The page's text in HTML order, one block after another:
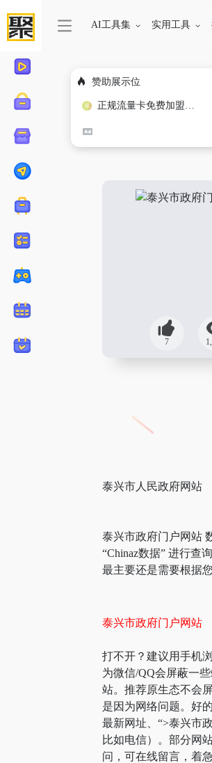
AI工具集 实用工具
赞助展示位
正规流量卡免费加盟合作
7
泰兴市人民政府网站
泰兴市政府门户网站
“Chinaz数据” 进行查
最主要还是需要根据
泰兴市政府门户网站
打不开？建议用手机
为微信/QQ会屏蔽一
站。推荐原生态不会
是因为网络问题。好
最新网址、“>泰兴市
比如电信）。部分网
问，可在线留言，着